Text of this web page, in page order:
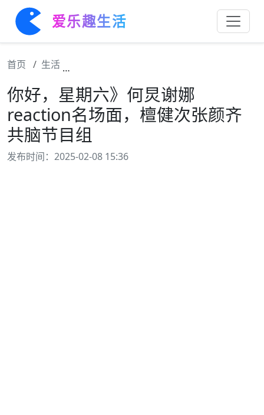
爱乐趣生活
首页 生活
你好，星期六》何炅谢娜
reaction名场面，檀健次张颜齐
共脑节目组
发布时间：2025-02-08 15:36